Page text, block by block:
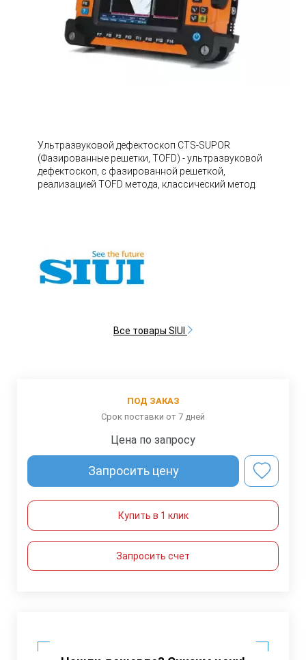
Ультразвуковой дефектоскоп CTS-SUPOR
(Фазированные решетки, TOFD) - ультразвуковой
дефектоскоп, с фазированной решеткой,
реализацией TOFD метода, клаcсический метод.
Все товары SIUI
ПОД ЗАКАЗ
Срок поставки от 7 дней
Цена по запросу
Запросить цену
Купить в 1 клик
Запросить счет